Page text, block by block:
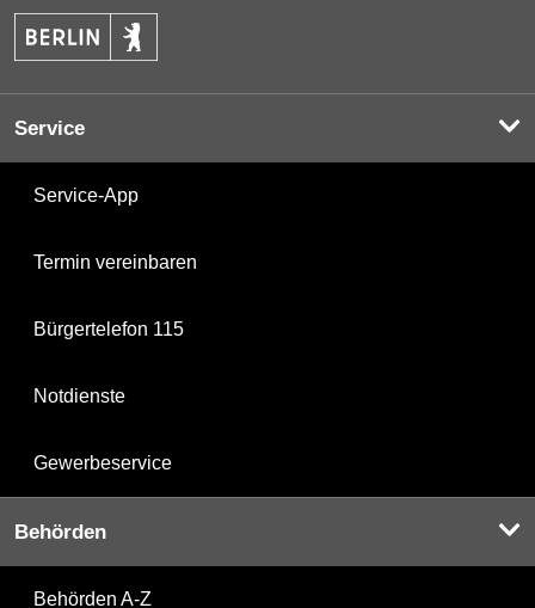
Service
Service-App
Termin vereinbaren
Bürgertelefon 115
Notdienste
Gewerbeservice
Behörden
Behörden A-Z